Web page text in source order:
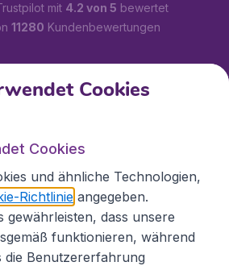
mit 4.2 von 5 bewertet
11280 Kundenbewertungen
Cookies
Cookies
und ähnliche Technologien,
Richtlinie angegeben.
gewährleisten, dass unsere
funktionieren, während
die Benutzererfahrung